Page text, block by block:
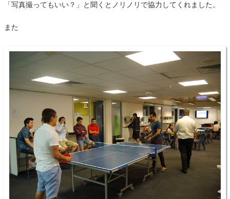
「写真撮ってもいい？」と聞くとノリノリで協力してくれました。
また